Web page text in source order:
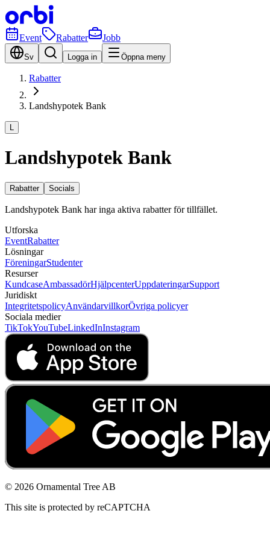
Event Rabatter Jobb
Sv Logga in Öppna meny
Rabatter
Landshypotek Bank
L
Landshypotek Bank
Rabatter Socials
Landshypotek Bank har inga aktiva rabatter för tillfället.
Utforska
EventRabatter
Lösningar
FöreningarStudenter
Resurser
KundcaseAmbassadörHjälpcenterUppdateringarSupport
Juridiskt
IntegritetspolicyAnvändarvillkorÖvriga policyer
Sociala medier
TikTokYouTubeLinkedInInstagram
© 2026 Ornamental Tree AB
This site is protected by reCAPTCHA